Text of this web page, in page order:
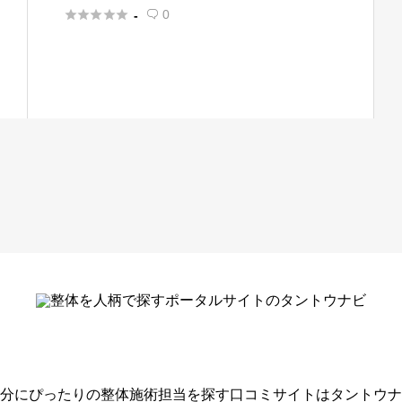
 -  0
にぴったりの整体施術担当を探す口コミサイトはタントウ